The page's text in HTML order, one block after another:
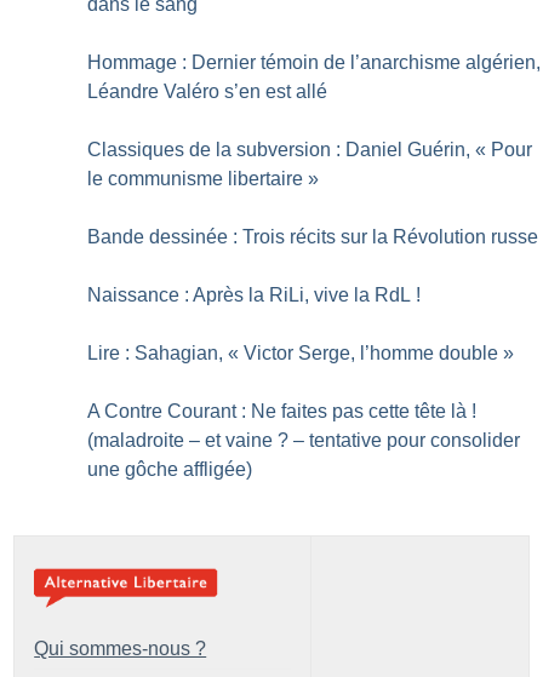
Hommage : Dernier témoin de l’anarchisme algérien,
Léandre Valéro s’en est allé
Classiques de la subversion : Daniel Guérin, « Pour
le communisme libertaire »
Bande dessinée : Trois récits sur la Révolution russe
Naissance : Après la RiLi, vive la RdL !
Lire : Sahagian, « Victor Serge, l’homme double »
A Contre Courant : Ne faites pas cette tête là !
(maladroite – et vaine ? – tentative pour consolider
une gôche affligée)
Qui sommes-nous ?